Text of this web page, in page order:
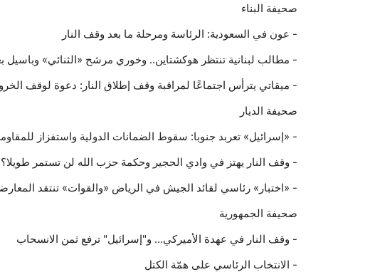
صحيفة البناء
- عون في السعودية: الرئاسة ومرحلة ما بعد وقف النار
- مطالب لبنانية تنتظر هوكشتاين.. وخوري مرشح «الثنائي» وباسيل
- ميقاتي يترأس اجتماعًا لمراقبة وقف إطلاق النار: دعوة لوقف
صحيفة الديار
- «إسرائيل» تعربد جنوبا: سقوط الضمانات الدولية واستفزاز
- وقف النار يهتز في وادي الحجير وحكمة حزب الله لن تستمر طويلا؟
- «اختبار» رئاسي لقائد الجيش في الرياض «والقوات» تنتقد
صحيفة الجمهورية
- وقف النار في عهدة الأميركي... و"إسرائيل" ترفع ثمن الانسحاب
- الانتخاب الرئاسي على همّة الكتل